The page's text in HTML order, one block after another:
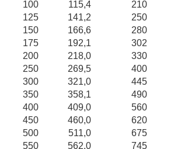
100
115,4 210
125
141,2 250
150
166,6 280
175
192,1 302
200
218,0 330
250
269,5 400
300
321,0 445
350
358,1 490
400
409,0 560
450
460,0 620
500
511,0 675
550
562,0 745